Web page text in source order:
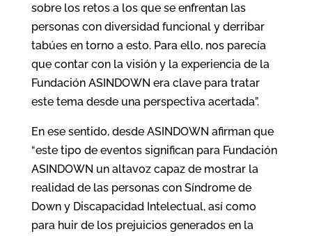
sobre los retos a los que se enfrentan las
personas con diversidad funcional y derribar
tabúes en torno a esto. Para ello, nos parecía
que contar con la visión y la experiencia de la
Fundación ASINDOWN era clave para tratar
este tema desde una perspectiva acertada”.
En ese sentido, desde ASINDOWN afirman que
“este tipo de eventos significan para Fundación
ASINDOWN un altavoz capaz de mostrar la
realidad de las personas con Síndrome de
Down y Discapacidad Intelectual, así como
para huir de los prejuicios generados en la